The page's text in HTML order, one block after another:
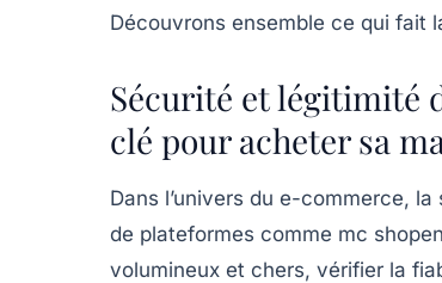
Découvrons ensemble ce qui fait
Sécurité et légitimité
clé pour acheter sa
Dans l’univers du e-commerce,
de plateformes comme mc
volumineux et chers, vérifier la